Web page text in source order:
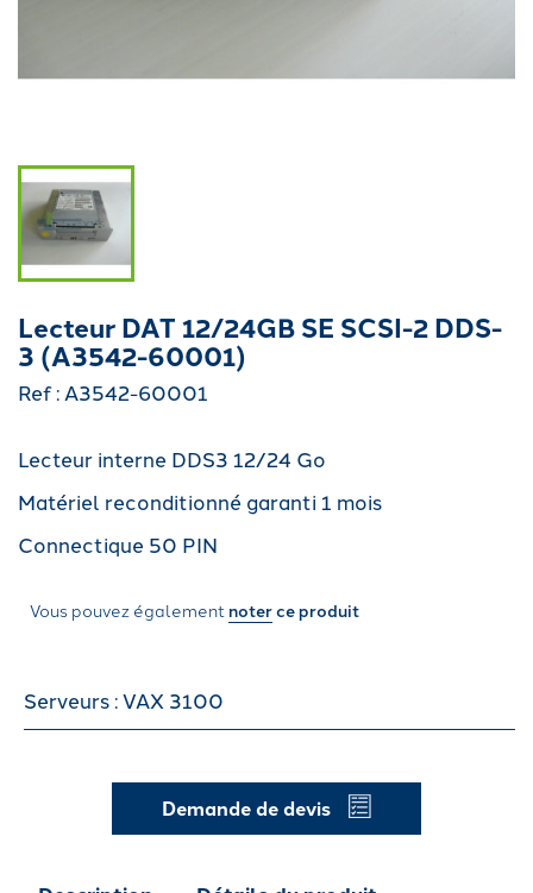
Lecteur DAT 12/24GB SE SCSI-2 DDS-
3 (A3542-60001)
Ref : A3542-60001
Lecteur interne DDS3 12/24 Go
Matériel reconditionné garanti 1 mois
Connectique 50 PIN
Vous pouvez également noterce produit
Serveurs : VAX 3100
Demande de devis